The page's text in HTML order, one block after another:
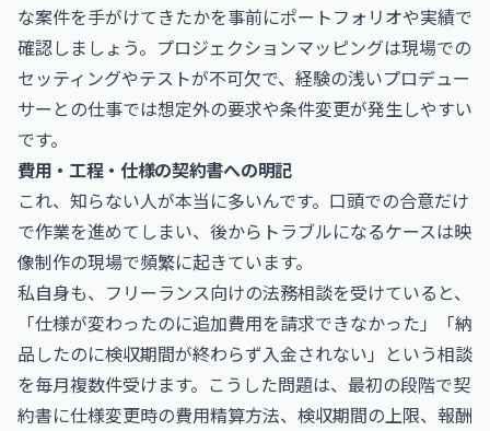
な案件を手がけてきたかを事前にポートフォリオや実績で
確認しましょう。プロジェクションマッピングは現場での
セッティングやテストが不可欠で、経験の浅いプロデュー
サーとの仕事では想定外の要求や条件変更が発生しやすい
です。
費用・工程・仕様の契約書への明記
これ、知らない人が本当に多いんです。口頭での合意だけ
で作業を進めてしまい、後からトラブルになるケースは映
像制作の現場で頻繁に起きています。
私自身も、フリーランス向けの法務相談を受けていると、
「仕様が変わったのに追加費用を請求できなかった」「納
品したのに検収期間が終わらず入金されない」という相談
を毎月複数件受けます。こうした問題は、最初の段階で契
約書に仕様変更時の費用精算方法、検収期間の上限、報酬